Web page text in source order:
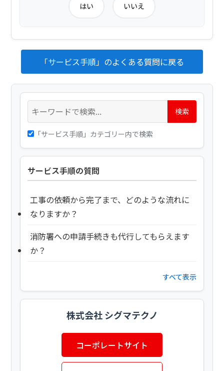
はい いいえ
「サービス手順」のよくある質問に戻る
検索
「サービス手順」カテゴリー内で検索
サービス手順の質問
工事の依頼から完了まで、どのような流れに
なりますか？
消防署への申請手続きも代行してもらえます
か？
すべて表示
株式会社 シグマテクノ
コーポレートサイト